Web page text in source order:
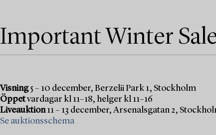
Important Winter
Visning5 – 10 december, Berzelii Park 1, Stockholm
Öppetvardagar kl 11–18, helger kl 11–16
Liveauktion11 – 13 december, Arsenalsgatan 2,
Se auktionsschema